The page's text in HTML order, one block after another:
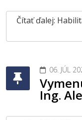
Čítať ďalej:
06. JÚL
Ing.